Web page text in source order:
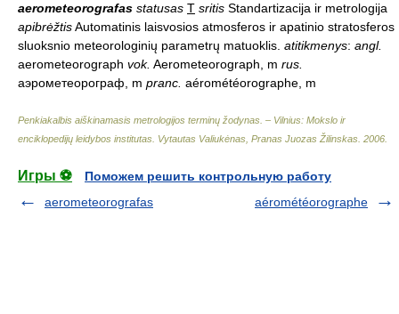
aerometeorografas statusas T sritis Standartizacija ir metrologija
apibrėžtisAutomatinis laisvosios atmosferos ir apatinio stratosferos
sluoksnio meteorologinių parametrų matuoklis. atitikmenys: angl.
aerometeorograph vok. Aerometeorograph, m rus.
аэрометеорограф, m pranc. aérométéorographe, m
Penkiakalbis aiškinamasis metrologijos terminų žodynas. – Vilnius: Mokslo ir
enciklopedijų leidybos institutas Vytautas Valiukėnas, Pranas Juozas Žilinskas 2006
Игры ⚽
Поможем решить контрольную работу
aerometeorografas
aérométéorographe